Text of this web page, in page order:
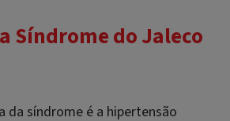
Síndrome do Jaleco
da síndrome é a hipertensão